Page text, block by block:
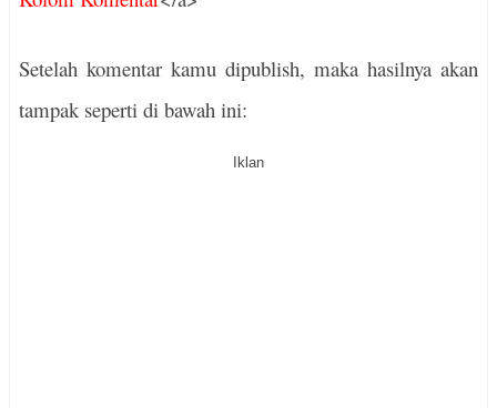
Setelah komentar kamu dipublish, maka hasilnya akan
tampak seperti di bawah ini:
Iklan